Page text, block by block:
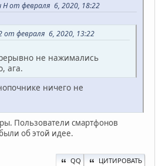
от февраля 6, 2020, 18:22
февраля 6, 2020, 13:22
не нажимались
ага.
ничего не
Пользователи смартфонов
об этой идее.
QQ ЦИТИРОВАТЬ